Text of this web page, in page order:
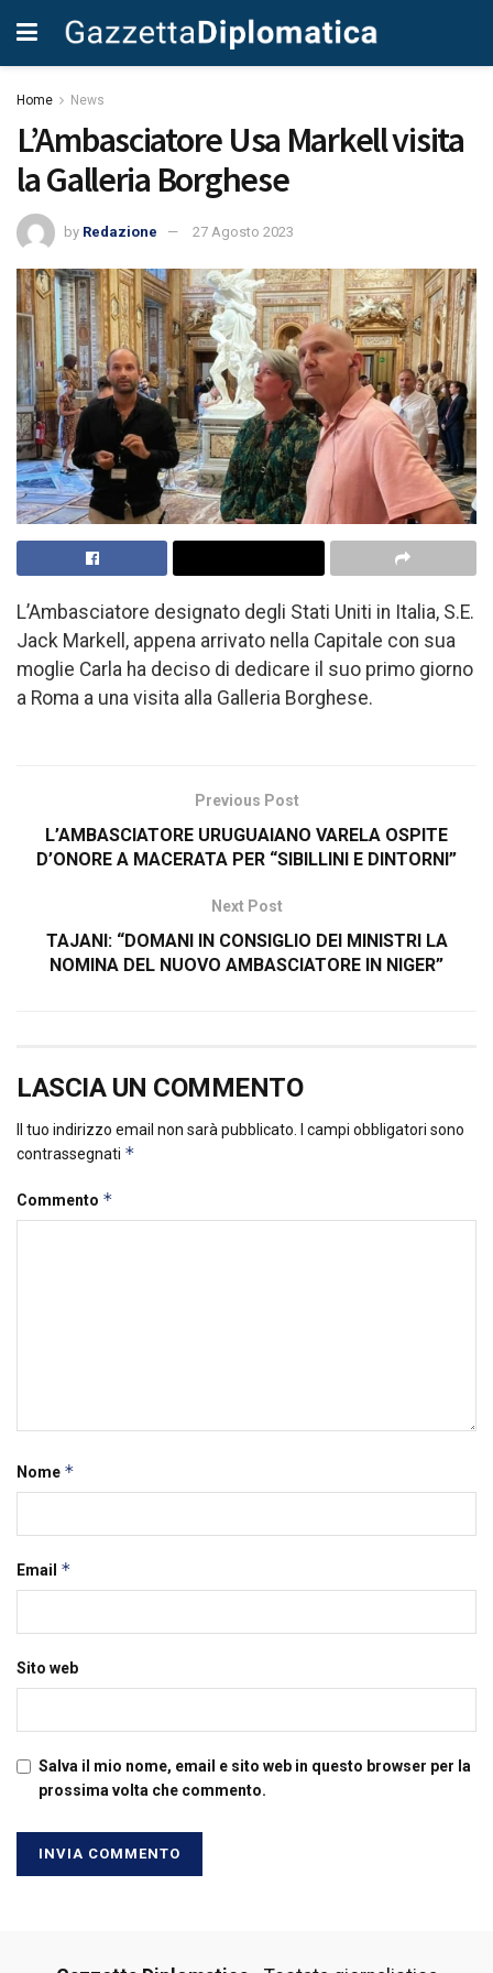
Home News
L’Ambasciatore Usa Markell visita
la Galleria Borghese
by Redazione 27 Agosto 2023
L’Ambasciatore designato degli Stati Uniti in Italia, S.E.
Jack Markell, appena arrivato nella Capitale con sua
moglie Carla ha deciso di dedicare il suo primo giorno
a Roma a una visita alla Galleria Borghese.
Previous Post
L’AMBASCIATORE URUGUAIANO VARELA OSPITE
D’ONORE A MACERATA PER “SIBILLINI E DINTORNI”
Next Post
TAJANI: “DOMANI IN CONSIGLIO DEI MINISTRI LA
NOMINA DEL NUOVO AMBASCIATORE IN NIGER”
LASCIA UN COMMENTO
Il tuo indirizzo email non sarà pubblicato.
I campi obbligatori sono
contrassegnati *
Commento *
Nome *
Email *
Sito web
Salva il mio nome, email e sito web in questo browser per la
prossima volta che commento.